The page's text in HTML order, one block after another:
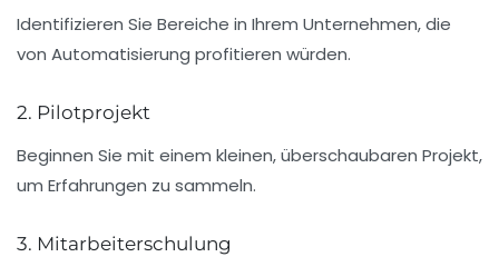
Identifizieren Sie Bereiche in Ihrem Unternehmen, die
von Automatisierung profitieren würden.
2. Pilotprojekt
Beginnen Sie mit einem kleinen, überschaubaren Projekt,
um Erfahrungen zu sammeln.
3. Mitarbeiterschulung